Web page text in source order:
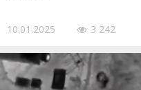
10.01.2025 3 242